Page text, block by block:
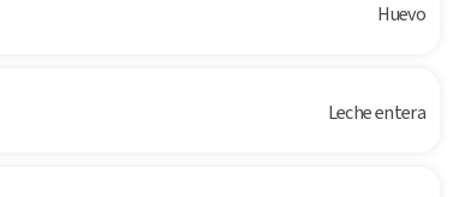
Huevo
Leche entera